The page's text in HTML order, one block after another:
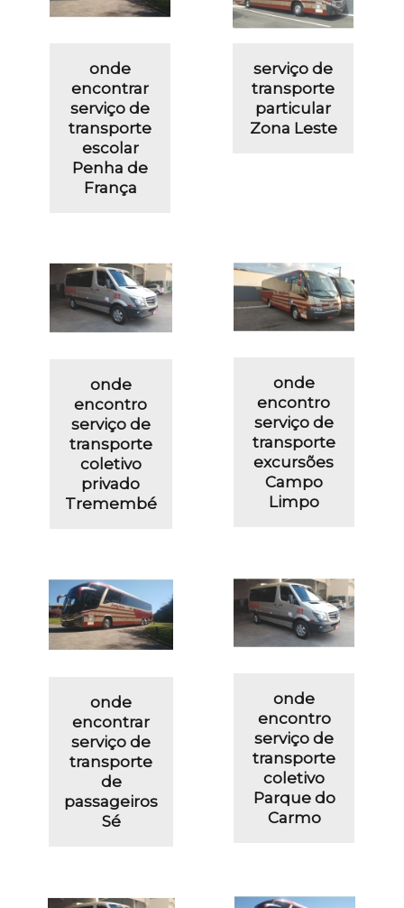
onde
encontrar
serviço de
transporte
escolar
Penha de
França
serviço de
transporte
particular
Zona Leste
onde
encontro
serviço de
transporte
coletivo
privado
Tremembé
onde
encontro
serviço de
transporte
excursões
Campo
Limpo
onde
encontrar
serviço de
transporte
de
passageiros
Sé
onde
encontro
serviço de
transporte
coletivo
Parque do
Carmo